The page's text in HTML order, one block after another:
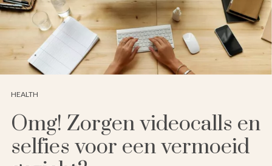
HEALTH
Omg! Zorgen videocalls en
selfies voor een vermoeid